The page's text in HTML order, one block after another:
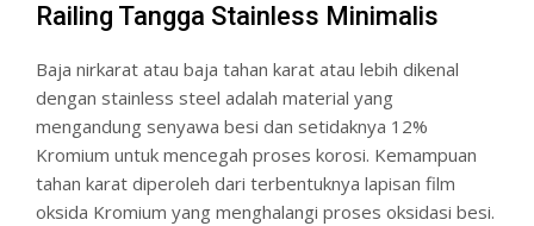
Railing Tangga Stainless Minimalis
Baja nirkarat atau baja tahan karat atau lebih dikenal
dengan stainless steel adalah material yang
mengandung senyawa besi dan setidaknya 12%
Kromium untuk mencegah proses korosi. Kemampuan
tahan karat diperoleh dari terbentuknya lapisan film
oksida Kromium yang menghalangi proses oksidasi besi.